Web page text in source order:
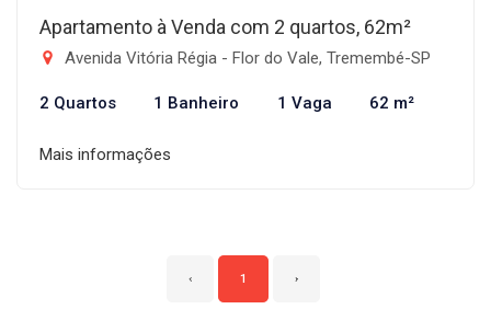
Apartamento à Venda com 2 quartos, 62m²
Avenida Vitória Régia - Flor do Vale, Tremembé-SP
2 Quartos 1 Banheiro 1 Vaga 62 m²
Mais informações
‹ 1 ›